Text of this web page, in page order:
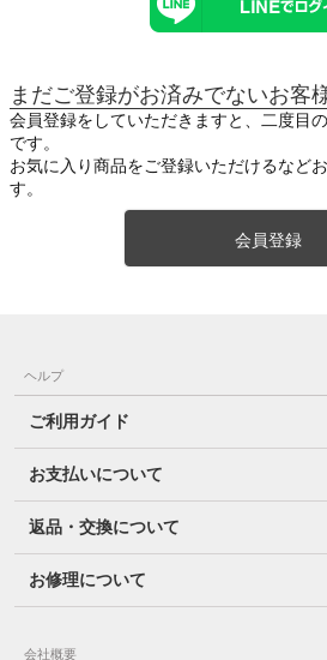
まだご登録がお済みでないお客
会員登録をしていただきますと、二度目
です。
お気に入り商品をご登録いただけるなど
す。
会員登録
ヘルプ
ご利用ガイド
お支払いについて
返品・交換について
お修理について
会社概要